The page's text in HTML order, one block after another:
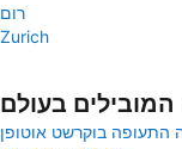
רום
Zurich
בעולם
התעופה בוקרשט אוטופן